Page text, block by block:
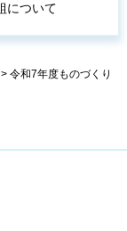
について
> 令和7年度ものづくり